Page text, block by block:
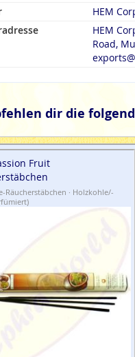
HEM
HEM
Road,
dir die
Fruit
Räucherstäbchen · Holzkohle/-